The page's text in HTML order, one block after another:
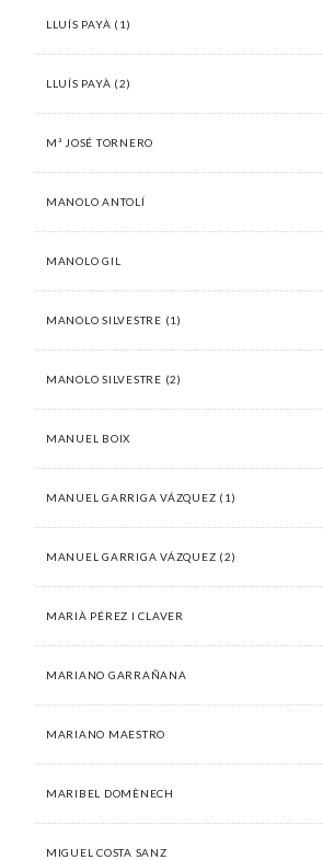
LLUÍS PAYÀ (1)
LLUÍS PAYÀ (2)
Mª JOSÉ TORNERO
MANOLO ANTOLÍ
MANOLO GIL
MANOLO SILVESTRE (1)
MANOLO SILVESTRE (2)
MANUEL BOIX
MANUEL GARRIGA VÁZQUEZ (1)
MANUEL GARRIGA VÁZQUEZ (2)
MARIÀ PÉREZ I CLAVER
MARIANO GARRAÑANA
MARIANO MAESTRO
MARIBEL DOMÈNECH
MIGUEL COSTA SANZ